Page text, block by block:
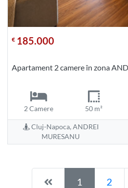
€ 185.000
Apartament 2 camere în zona
2 Camere 50 m²
Cluj-Napoca, ANDREI
MURESANU
Pagina anterioară
1 2